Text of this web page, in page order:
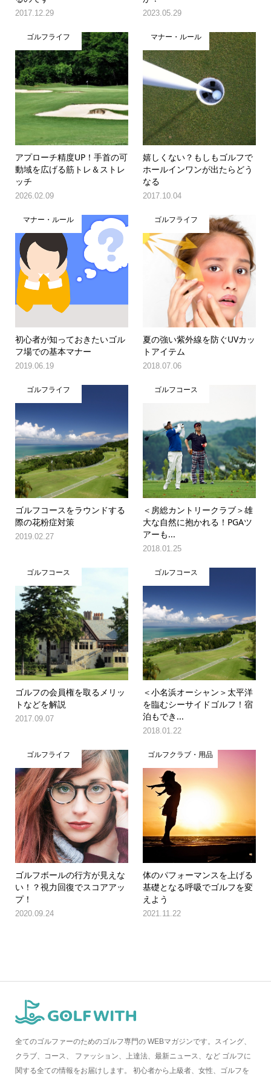
2017.12.29 2023.05.29
ゴルフライフ
アプローチ精度UP！手首の可
動域を広げる筋トレ＆ストレ
ッチ
2026.02.09
マナー・ルール
嬉しくない？もしもゴルフで
ホールインワンが出たらどう
なる
2017.10.04
マナー・ルール
初心者が知っておきたいゴル
フ場での基本マナー
2019.06.19
ゴルフライフ
夏の強い紫外線を防ぐUVカッ
トアイテム
2018.07.06
ゴルフライフ
ゴルフコースをラウンドする
際の花粉症対策
2019.02.27
ゴルフコース
＜房総カントリークラブ＞雄
大な自然に抱かれる！PGAツ
アーも...
2018.01.25
ゴルフコース
ゴルフの会員権を取るメリッ
トなどを解説
2017.09.07
ゴルフコース
＜小名浜オーシャン＞太平洋
を臨むシーサイドゴルフ！宿
泊もでき...
2018.01.22
ゴルフライフ
ゴルフボールの行方が見えな
い！？視力回復でスコアアッ
プ！
2020.09.24
ゴルフクラブ・用品
体のパフォーマンスを上げる
基礎となる呼吸でゴルフを変
えよう
2021.11.22
全てのゴルファーのためのゴルフ専門の WEBマガジンです。スイング、
クラブ、コース、 ファッション、上達法、最新ニュース、など ゴルフに
関する全ての情報をお届けします。 初心者から上級者、女性、ゴルフを